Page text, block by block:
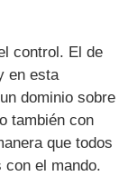
control. El de
en esta
dominio sobre
también con
que todos
con el mando.